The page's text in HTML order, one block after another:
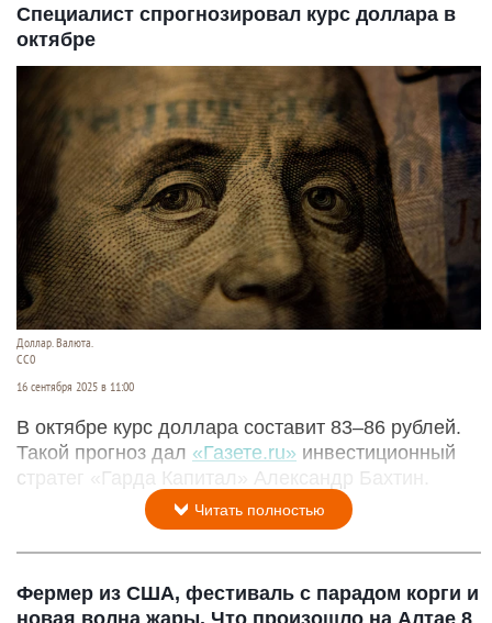
Специалист спрогнозировал курс доллара в
октябре
Доллар. Валюта.
CC0
16 сентября 2025 в 11:00
В октябре курс доллара составит 83–86 рублей.
Такой прогноз дал «Газете.ru» инвестиционный
стратег «Гарда Капитал» Александр Бахтин.
Читать полностью
Фермер из США, фестиваль с парадом корги и
новая волна жары. Что произошло на Алтае 8